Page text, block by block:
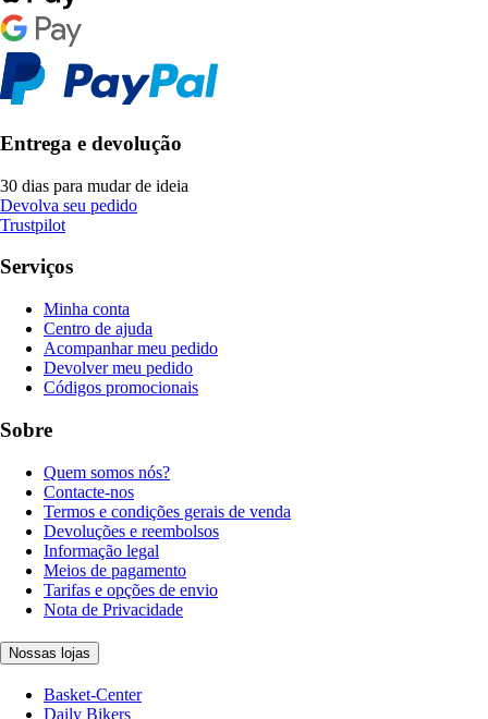
Entrega e devolução
30 dias para mudar de ideia
Devolva seu pedido
Trustpilot
Serviços
Minha conta
Centro de ajuda
Acompanhar meu pedido
Devolver meu pedido
Códigos promocionais
Sobre
Quem somos nós?
Contacte-nos
Termos e condições gerais de venda
Devoluções e reembolsos
Informação legal
Meios de pagamento
Tarifas e opções de envio
Nota de Privacidade
Nossas lojas
Basket-Center
Daily Bikers